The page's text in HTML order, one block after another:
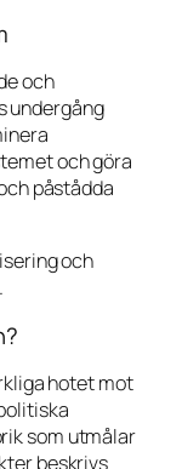
och
undergång
och göra
påstådda
och
hotet mot
som utmålar
beskrivs